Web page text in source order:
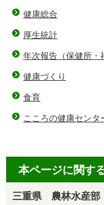
健康総合
厚生統計
年次報告（保健所・
健康づくり
食育
こころの健康センタ
本ページに関す
三重県 農林水産部